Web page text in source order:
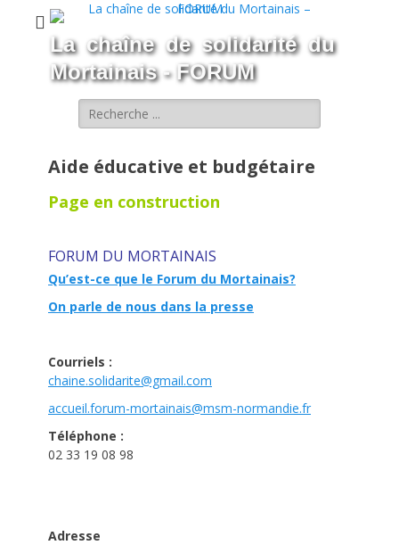
La chaîne de solidarité du
Mortainais - FORUM
Rechercher :
Aide éducative et budgétaire
Page en construction
FORUM DU MORTAINAIS
Qu’est-ce que le Forum du Mortainais?
On parle de nous dans la presse
Courriels :
chaine.solidarite@gmail.com
accueil.forum-mortainais@msm-normandie.fr
Téléphone :
02 33 19 08 98
Adresse